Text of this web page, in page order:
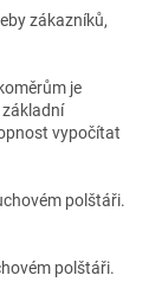
zákazníků,
je
vypočítat
polštáři.
polštáři.